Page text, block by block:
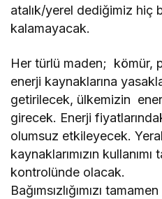
atalık/yerel dediğimiz hiç
kalamayacak.
Her türlü maden; kömür,
enerji kaynaklarına
getirilecek, ülkemizin
girecek. Enerji
olumsuz etkileyecek.
kaynaklarımızın kullanımı
kontrolünde olacak.
Bağımsızlığımızı